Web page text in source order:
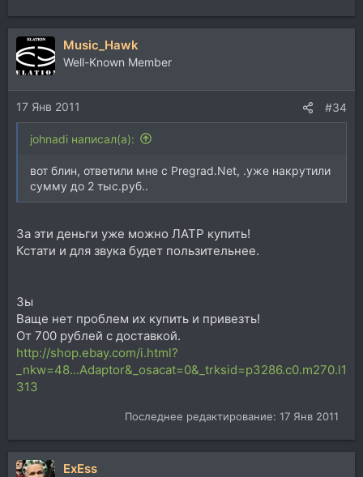
Music_Hawk
Well-Known Member
17 Янв 2011 #34
johnadi написал(а):
вот блин, ответили мне с Pregrad.Net, .уже накрутили
сумму до 2 тыс.руб..
За эти деньги уже можно ЛАТР купить!
Кстати и для звука будет пользительнее.
Зы
Ваще нет проблем их купить и привезть!
От 700 рублей с доставкой.
http://shop.ebay.com/i.html?
_nkw=48...Adaptor&_osacat=0&_trksid=p3286.c0.m270.l1
313
Последнее редактирование: 17 Янв 2011
ExEss